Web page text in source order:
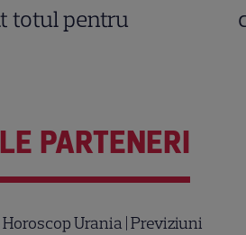
totul pentru
PARTENERI
Horoscop Urania | Previziuni